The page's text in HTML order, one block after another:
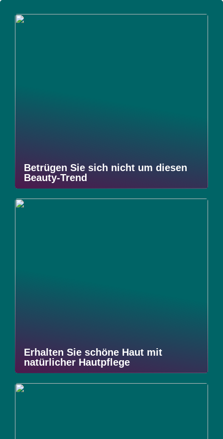
Betrügen Sie sich nicht um diesen
Beauty-Trend
Erhalten Sie schöne Haut mit
natürlicher Hautpflege